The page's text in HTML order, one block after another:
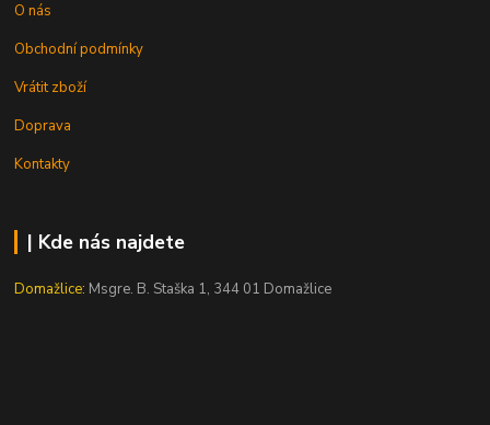
O nás
Obchodní podmínky
Vrátit zboží
Doprava
Kontakty
| Kde nás najdete
Domažlice: Msgre. B. Staška 1, 344 01 Domažlice